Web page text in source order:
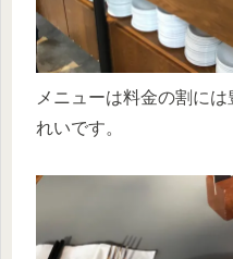
メニューは料金の割に
れいです。